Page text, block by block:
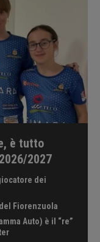
è tutto
2027
dei
Fiorenzuola
Auto) è il “re”